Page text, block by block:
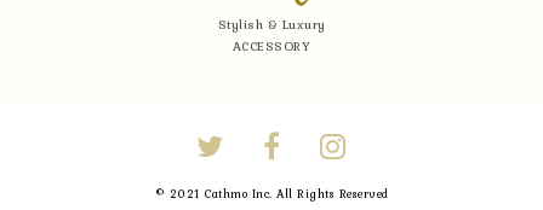
Stylish & Luxury
ACCESSORY
© 2021 Cathmo Inc. All Rights Reserved